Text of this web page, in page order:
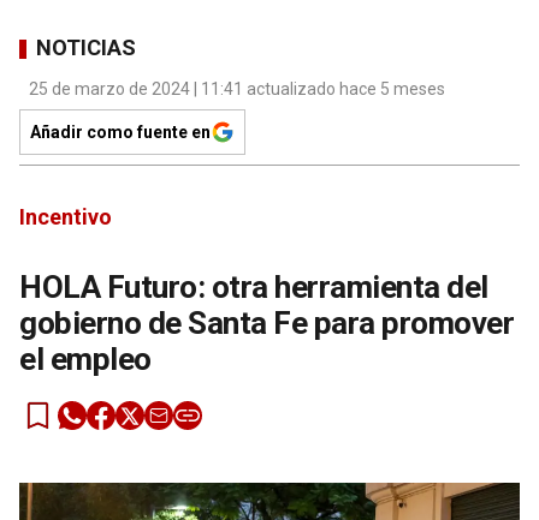
NOTICIAS
25 de marzo de 2024 | 11:41 actualizado hace 5 meses
Añadir como fuente en
Incentivo
HOLA Futuro: otra herramienta del
gobierno de Santa Fe para promover
el empleo